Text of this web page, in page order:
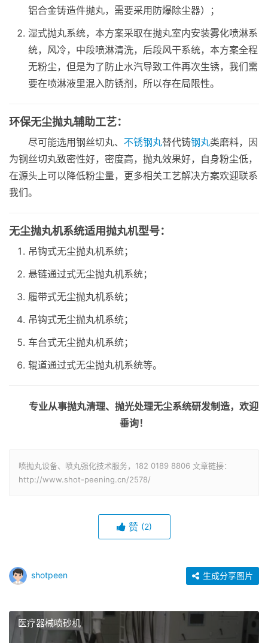
铝合金铸造件抛丸，需要采用防爆除尘器）；
湿式抛丸系统，本方案采取在抛丸室内安装雾化喷淋系
统，风冷，中段喷淋清洗，后段风干系统，本方案全程
无粉尘，但是为了防止水汽导致工件再次生锈，我们需
要在喷淋液里混入防锈剂，所以存在局限性。
环保无尘抛丸辅助工艺：
尽可能选用钢丝切丸、 不锈钢丸替代铸钢丸类磨料，因
为钢丝切丸致密性好，密度高，抛丸效果好，自身粉尘低，
在源头上可以降低粉尘量，更多相关工艺解决方案欢迎联系
我们。
无尘抛丸机系统适用抛丸机型号：
吊钩式无尘抛丸机系统；
悬链通过式无尘抛丸机系统；
履带式无尘抛丸机系统；
吊钩式无尘抛丸机系统；
车台式无尘抛丸机系统；
辊道通过式无尘抛丸机系统等。
专业从事抛丸清理、抛光处理无尘系统研发制造，欢迎
垂询！
喷抛丸设备、喷丸强化技术服务，182 0189 8806 文章链接：
http://www.shot-peening.cn/2578/
赞 (2)
shotpeen 生成分享图片
医疗器械喷砂机